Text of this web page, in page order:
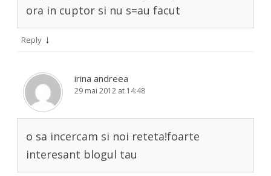
ora in cuptor si nu s=au facut
Reply ↓
irina andreea
29 mai 2012 at 14:48
o sa incercam si noi reteta!foarte
interesant blogul tau